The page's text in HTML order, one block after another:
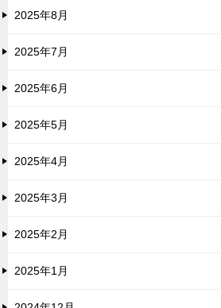
2025年8月
2025年7月
2025年6月
2025年5月
2025年4月
2025年3月
2025年2月
2025年1月